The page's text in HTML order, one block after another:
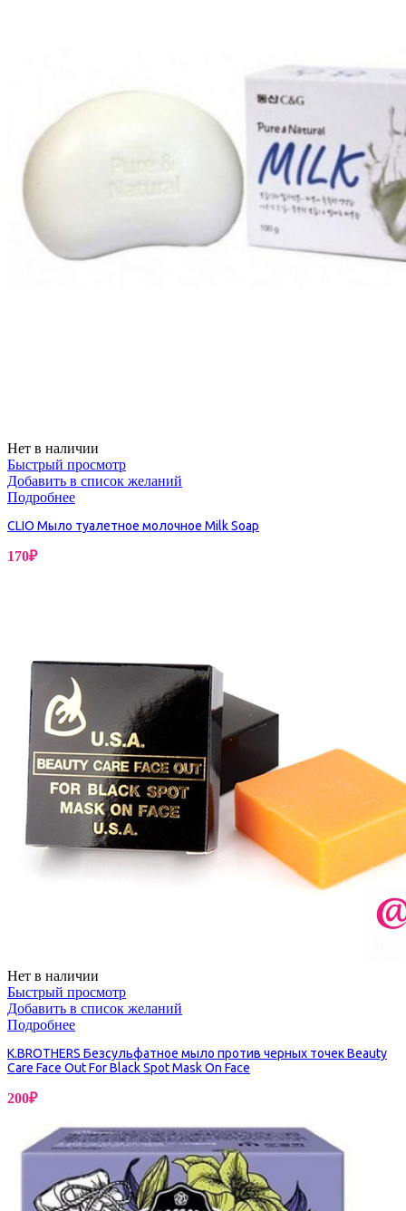
Нет в наличии
Быстрый просмотр
Добавить в список желаний
Подробнее
CLIO Мыло туалетное молочное Milk Soap
170₽
Нет в наличии
Быстрый просмотр
Добавить в список желаний
Подробнее
K.BROTHERS Безсульфатное мыло против черных точек Beauty
Care Face Out For Black Spot Mask On Face
200₽